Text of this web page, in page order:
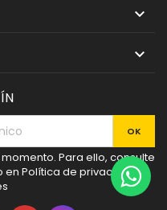


Para ello, consulte
Política de privacidad y